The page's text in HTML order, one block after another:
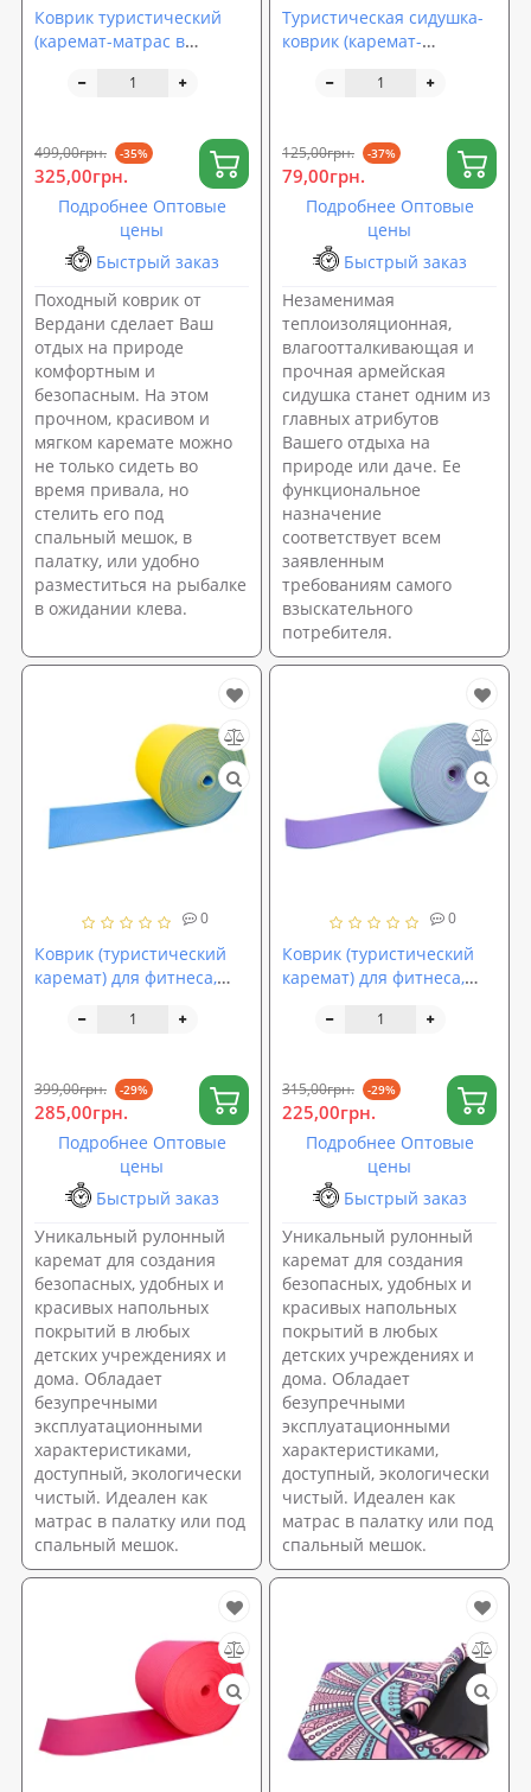
Коврик туристический
(каремат-матрас в
мешок) OSPORT Поход
499,00грн. -35%
325,00грн.
Подробнее Оптовые
цены
Быстрый заказ
Походный коврик от
Вердани сделает Ваш
отдых на природе
комфортным и
безопасным. На этом
прочном, красивом и
мягком каремате можно
не только сидеть во
время привала, но
стелить его под
спальный мешок, в
палатку, или удобно
разместиться на рыбалке
в ожидании клева.
Туристическая сидушка-
коврик (каремат-
8мм (TY-0001)
125,00грн. -37%
79,00грн.
Подробнее Оптовые
цены
Быстрый заказ
Незаменимая
теплоизоляционная,
влагоотталкивающая и
прочная армейская
сидушка станет одним из
главных атрибутов
Вашего отдыха на
природе или даче. Ее
функциональное
назначение
соответствует всем
заявленным
требованиям самого
взыскательного
потребителя.
0
Коврик (туристический
каремат) для фитнеса,
отрез двухслойный
399,00грн. -29%
285,00грн.
Подробнее Оптовые
цены
Быстрый заказ
Уникальный рулонный
каремат для создания
безопасных, удобных и
красивых напольных
покрытий в любых
детских учреждениях и
дома. Обладает
безупречными
эксплуатационными
характеристиками,
доступный, экологически
чистый. Идеален как
матрас в палатку или под
спальный мешок.
0
Коврик (туристический
каремат) для фитнеса,
отрез двухслойный
315,00грн. -29%
225,00грн.
Подробнее Оптовые
цены
Быстрый заказ
Уникальный рулонный
каремат для создания
безопасных, удобных и
красивых напольных
покрытий в любых
детских учреждениях и
дома. Обладает
безупречными
эксплуатационными
характеристиками,
доступный, экологически
чистый. Идеален как
матрас в палатку или под
спальный мешок.